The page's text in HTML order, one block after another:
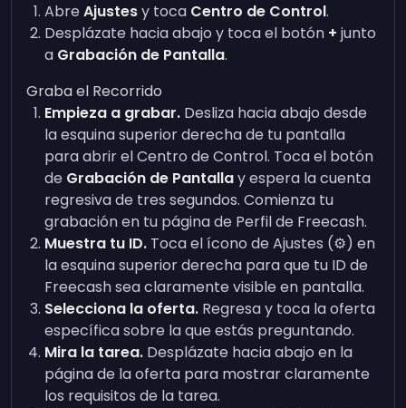
AbreAjustesy toca Centro de Control.
Desplázate hacia abajo y toca el botón + junto
a Grabación de Pantalla.
Graba el Recorrido
Empieza a grabar. Desliza hacia abajo desde
la esquina superior derecha de tu pantalla
para abrir el Centro de Control. Toca el botón
de Grabación de Pantallay espera la cuenta
regresiva de tres segundos. Comienza tu
grabación en tu página de Perfil de Freecash.
Muestra tu ID. Toca el ícono de Ajustes (⚙️) en
la esquina superior derecha para que tu ID de
Freecash sea claramente visible en pantalla.
Selecciona la oferta. Regresa y toca la oferta
específica sobre la que estás preguntando.
Mira la tarea. Desplázate hacia abajo en la
página de la oferta para mostrar claramente
los requisitos de la tarea.